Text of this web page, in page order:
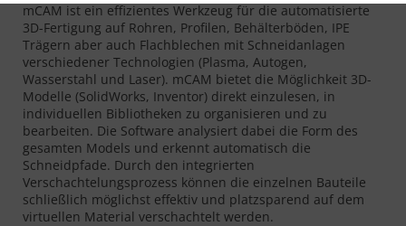
mCAM ist ein effizientes Werkzeug für die automatisierte
3D-Fertigung auf Rohren, Profilen, Behälterböden, IPE
Trägern aber auch Flachblechen mit Schneidanlagen
verschiedener Technologien (Plasma, Autogen,
Wasserstahl und Laser). mCAM bietet die Möglichkeit 3D-
Modelle (SolidWorks, Inventor) direkt einzulesen, in
individuellen Bibliotheken zu organisieren und zu
bearbeiten. Die Software analysiert dabei die Form des
gesamten Models und erkennt automatisch die
Schneidpfade. Durch den integrierten
Verschachtelungsprozess können die einzelnen Bauteile
schließlich möglichst effektiv und platzsparend auf dem
virtuellen Material verschachtelt werden.